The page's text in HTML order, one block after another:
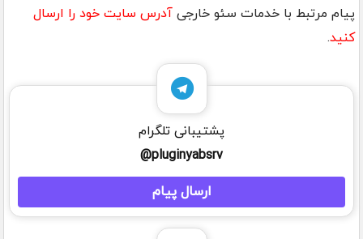
پیام مرتبط با خدمات سئو خارجی آدرس سایت خود را ارسال
کنید.
پشتیبانی تلگرام
pluginyabsrv@
ارسال پیام